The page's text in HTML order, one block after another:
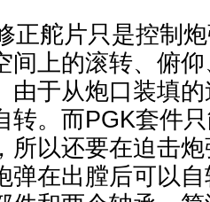
正舵片只是控制
间上的滚转、俯
由于从炮口装填
转。而PGK套件
所以还要在迫击
弹在出膛后可以